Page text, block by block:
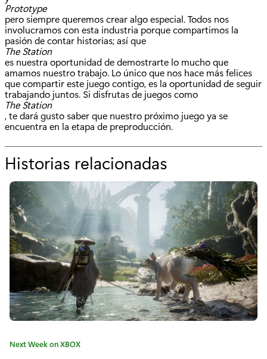
Prototype
pero siempre queremos crear algo especial. Todos nos
involucramos con esta industria porque compartimos la
pasión de contar historias; así que
The Station
es nuestra oportunidad de demostrarte lo mucho que
amamos nuestro trabajo. Lo único que nos hace más felices
que compartir este juego contigo, es la oportunidad de seguir
trabajando juntos. Si disfrutas de juegos como
The Station
, te dará gusto saber que nuestro próximo juego ya se
encuentra en la etapa de preproducción.
Historias relacionadas
o
r
"
R
e
s
u
C
Next Week on XBOX